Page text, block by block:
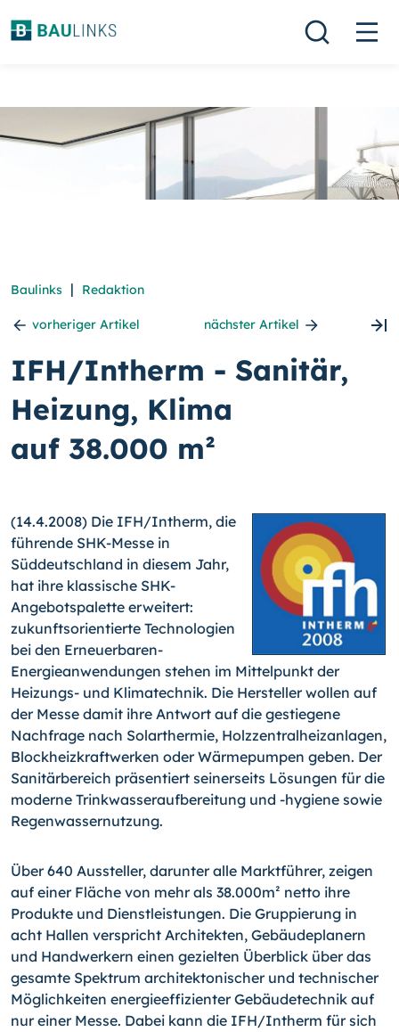
Baulinks | Redaktion
vorheriger Artikel nächster Artikel
IFH/Intherm - Sanitär,
Heizung, Klima
auf 38.000 m²
(14.4.2008) Die IFH/Intherm, die
führende SHK-Messe in
Süddeutschland in diesem Jahr,
hat ihre klassische SHK-
Angebotspalette erweitert:
zukunftsorientierte Technologien
bei den Erneuerbaren-
Energieanwendungen stehen im Mittelpunkt der
Heizungs- und Klimatechnik. Die Hersteller wollen auf
der Messe damit ihre Antwort auf die gestiegene
Nachfrage nach Solarthermie, Holzzentralheizanlagen,
Blockheizkraftwerken oder Wärmepumpen geben. Der
Sanitärbereich präsentiert seinerseits Lösungen für die
moderne Trinkwasseraufbereitung und -hygiene sowie
Regenwassernutzung.
Über 640 Aussteller, darunter alle Marktführer, zeigen
auf einer Fläche von mehr als 38.000m² netto ihre
Produkte und Dienstleistungen. Die Gruppierung in
acht Hallen verspricht Architekten, Gebäudeplanern
und Handwerkern einen gezielten Überblick über das
gesamte Spektrum architektonischer und technischer
Möglichkeiten energieeffizienter Gebäudetechnik auf
nur einer Messe. Dabei kann die IFH/Intherm für sich